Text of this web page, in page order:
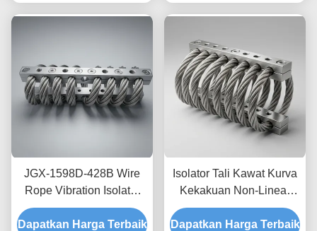
JGX-1598D-428B Wire
Rope Vibration Isolator
Fungus Chemical
Washdown Resistant
Dapatkan Harga Terbaik
Isolator Tali Kawat Kurva
Kekakuan Non-Linear
JGX-2228D-665B
Pemasangan Semua
Dapatkan Harga Terbaik